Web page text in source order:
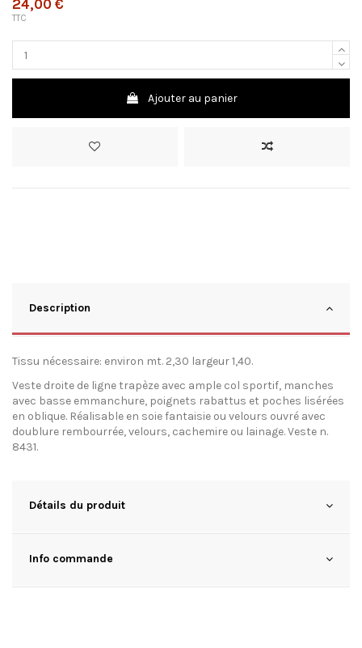
24,00 €
TTC
Ajouter au panier
Description
Tissu nécessaire: environ mt. 2,30 largeur 1,40.
Veste droite de ligne trapèze avec ample col sportif, manches
avec basse emmanchure, poignets rabattus et poches lisérées
en oblique. Réalisable en soie fantaisie ou velours ouvré avec
doublure rembourrée, velours, cachemire ou lainage. Veste n.
8431.
Détails du produit
Info commande